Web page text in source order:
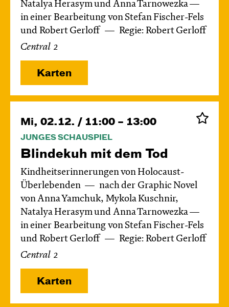
Natalya Herasym und Anna Tarnowezka —
in einer Bearbeitung von Stefan Fischer-Fels
und Robert Gerloff
Regie: Robert Gerloff
Central 2
Karten
Mi, 02.12. / 11:00 – 13:00
JUNGES SCHAUSPIEL
Blinde­kuh mit dem Tod
Kindheitserinnerungen von Holocaust-
Überlebenden
nach der Graphic Novel
von Anna Yamchuk, Mykola Kuschnir,
Natalya Herasym und Anna Tarnowezka —
in einer Bearbeitung von Stefan Fischer-Fels
und Robert Gerloff
Regie: Robert Gerloff
Central 2
Karten